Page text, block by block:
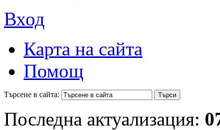
Вход
Карта на сайта
Помощ
Търсене в сайта:
Последна актуализация: